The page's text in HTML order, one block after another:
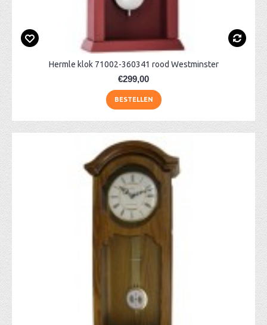
Hermle klok 71002-360341 rood Westminster
€299,00
BESTELLEN